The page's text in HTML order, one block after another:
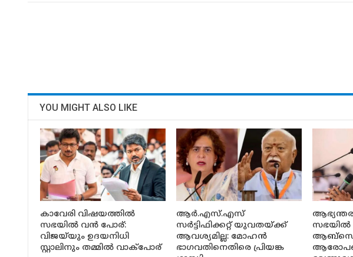
YOU MIGHT ALSO LIKE
കാവേരി വിഷയത്തിൽ
സഭയിൽ വൻ പോര്:
വിജയ്‌യും ഉദയനിധി
സ്റ്റാലിനും തമ്മിൽ വാക്പോര്
ആർ.എസ്.എസ്
സർട്ടിഫിക്കറ്റ് യുവതയ്ക്ക്
ആവശ്യമില്ല: മോഹൻ
ഭാഗവതിനെതിരെ പ്രിയങ്ക
സഭയിൽ